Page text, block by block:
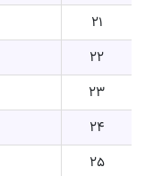
21
22
23
24
25